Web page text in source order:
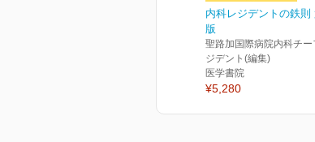
内科レジデントの鉄則
版
聖路加国際病院内科チー
ジデント(編集)
医学書院
¥5,280